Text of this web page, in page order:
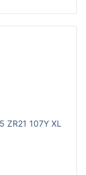
107Y XL